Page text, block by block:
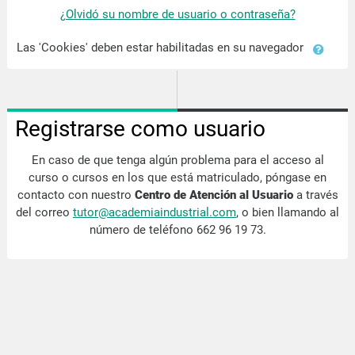
¿Olvidó su nombre de usuario o contraseña?
Las 'Cookies' deben estar habilitadas en su navegador
Registrarse como usuario
En caso de que tenga algún problema para el acceso al
curso o cursos en los que está matriculado, póngase en
contacto con nuestro Centro de Atención al Usuarioa través
del correo tutor@academiaindustrial.com, o bien llamando al
número de teléfono 662 96 19 73.